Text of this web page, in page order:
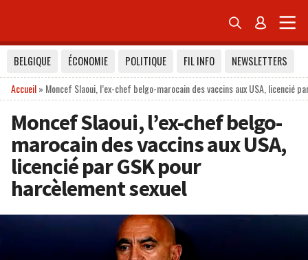
 
BELGIQUE ÉCONOMIE POLITIQUE FIL INFO
NEWSLETTERS
Accueil» Moncef Slaoui, l’ex-chef belgo-marocain des vaccins aux USA, licencié
Moncef Slaoui, l’ex-chef belgo-
marocain des vaccins aux USA,
licencié par GSK pour
harcèlement sexuel